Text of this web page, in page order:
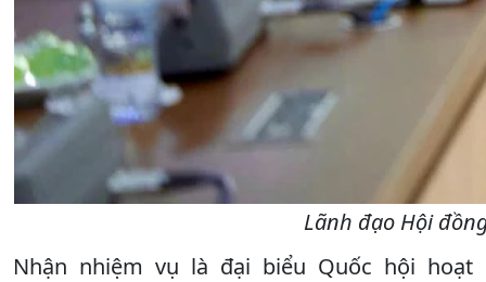
Lãnh đạo Hội
Nhận nhiệm vụ là đại biểu Quốc hội hoạt